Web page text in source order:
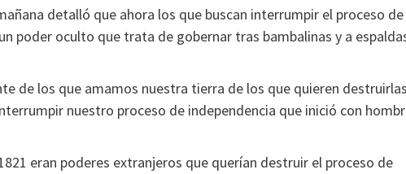
detalló que ahora los que buscan interrumpir el proceso de
poder oculto que trata de gobernar tras bambalinas y a
de los que amamos nuestra tierra de los que quieren
nuestro proceso de independencia que inició con
eran poderes extranjeros que querían destruir el proceso de